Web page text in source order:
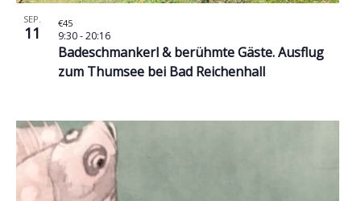
SEP.
11
Badeschmankerl & berühmte Gäste. Ausflug
zum Thumsee bei Bad Reichenhall
9:30-20:16
€45